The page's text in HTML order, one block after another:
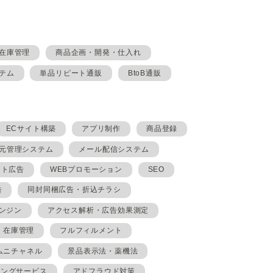
庫管理 商品企画・開発・仕入れ
ム 単品リピート通販 BtoB通販
ECサイト構築 アプリ制作 商品登録
管理システム メール配信システム
広告 WEBプロモーション SEO
同封同梱広告・折込チラシ
ジン アクセス解析・広告効果測定
在庫管理 フルフィルメント
ニチャネル 景品表示法・薬機法
グサービス アドフラウド対策